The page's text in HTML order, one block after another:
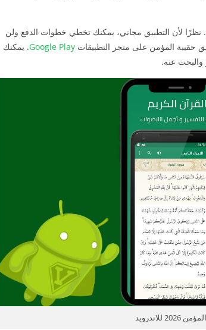
نظرًا لأن التطبيق مجاني، يمكنك تخطي خطوات الدفع ولن
المؤمن على متجر التطبيقات Google Play. يمكنك
عنه.